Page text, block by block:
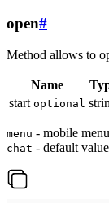
open#
Method allows to
Name
start optional
menu - mobile
chat - default